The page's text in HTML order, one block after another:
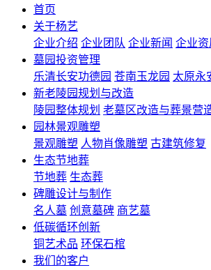
首页
关于杨艺
企业介绍 企业团队 企业新闻 企业资
墓园投资管理
乐清长安功德园 苍南玉龙园 太原永
新老陵园规划与改造
陵园整体规划 老墓区改造与葬景营
园林景观雕塑
景观雕塑 人物肖像雕塑 古建筑修复
生态节地葬
节地葬 生态葬
碑雕设计与制作
名人墓 创意墓碑 商艺墓
低碳循环创新
铜艺术品 环保石棺
我们的客户